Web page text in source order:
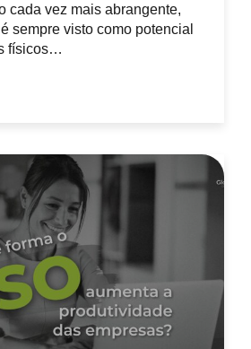
cada vez mais abrangente,
sempre visto como potencial
físicos…